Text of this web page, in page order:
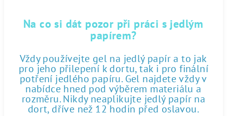
Na co si dát pozor při práci s jedlým
papírem?
Vždy používejte gel na jedlý papír a to jak
pro jeho přilepení k dortu, tak i pro finální
potření jedlého papíru. Gel najdete vždy v
nabídce hned pod výběrem materiálu a
rozměru. Nikdy neaplikujte jedlý papír na
dort, dříve než 12 hodin před oslavou.